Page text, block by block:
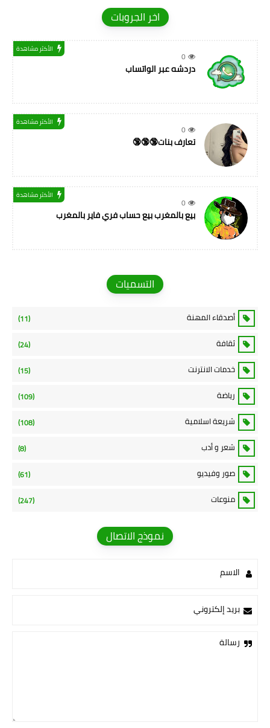
اخر الجروبات
0
الأكثر مشاهدة
دردشه عبر الواتساب
0
الأكثر مشاهدة
تعارف بنات🔞🔞🔞
0
الأكثر مشاهدة
بيع بالمغرب بيع حساب فري فاير بالمغرب
التسميات
أصدقاء المهنة (11)
ثقافة (24)
خدمات الانترنت (15)
رياضة (109)
شريعة اسلامية (108)
شعر و أدب (8)
صور وفيديو (61)
منوعات (247)
نموذج الاتصال
الاسم
بريد إلكتروني
رسالة